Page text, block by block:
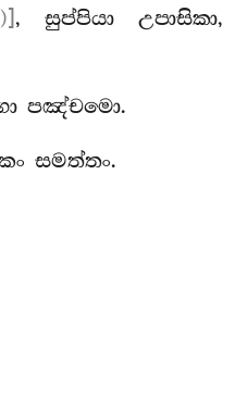
, සුප්පියා උපාසිකා,
පඤ්චමො.
සමත්තං.